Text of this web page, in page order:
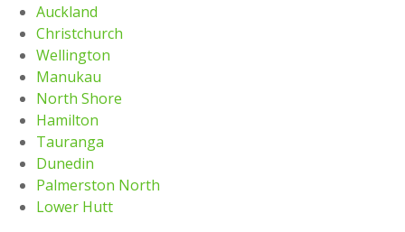
Auckland
Christchurch
Wellington
Manukau
North Shore
Hamilton
Tauranga
Dunedin
Palmerston North
Lower Hutt